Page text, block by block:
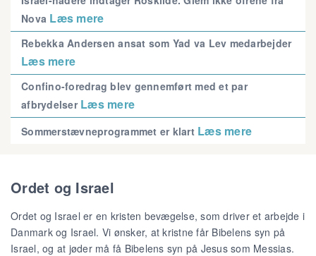
Nova Læs mere
Rebekka Andersen ansat som Yad va Lev medarbejder
Læs mere
Confino-foredrag blev gennemført med et par
afbrydelser Læs mere
Sommerstævneprogrammet er klart Læs mere
Ordet og Israel
Ordet og Israel er en kristen bevægelse, som driver et arbejde i
Danmark og Israel. Vi ønsker, at kristne får Bibelens syn på
Israel, og at jøder må få Bibelens syn på Jesus som Messias.